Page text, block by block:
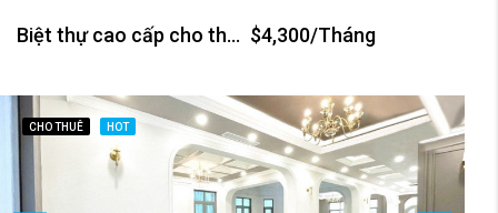
Biệt thự cao cấp cho thuê tại khu Nguyệt Quế Vinhomes $4,300/Tháng
CHO THUÊ HOT